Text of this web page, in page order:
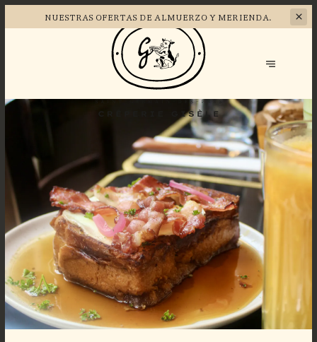
NUESTRAS OFERTAS DE ALMUERZO Y MERIENDA.